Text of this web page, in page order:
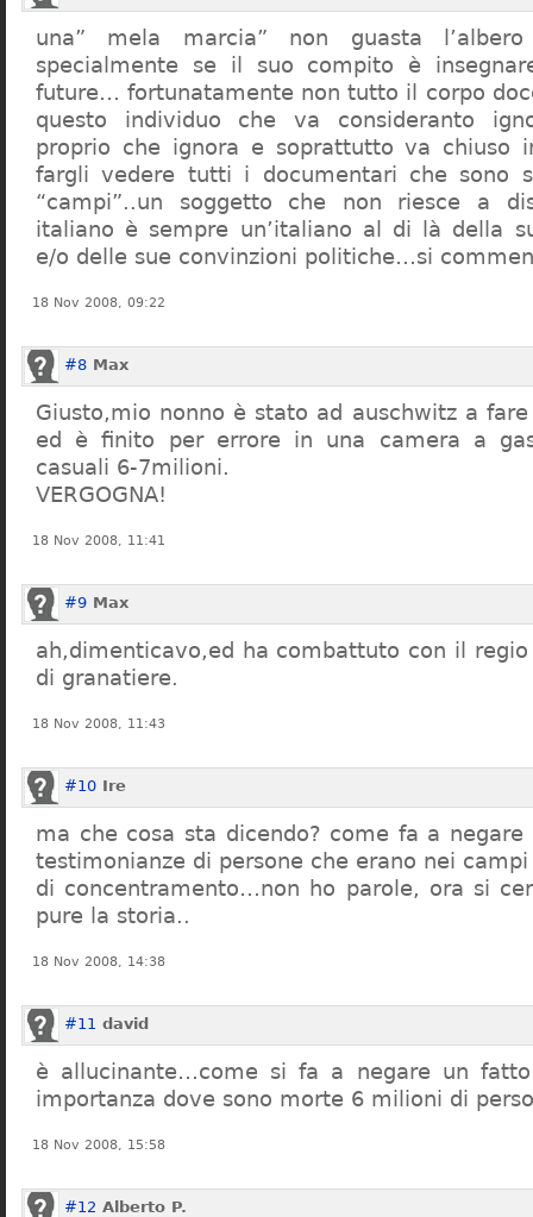
una” mela marcia” non guasta
specialmente se il suo compito è
future… fortunatamente non tutto il corpo
questo individuo che va consideranto
proprio che ignora e soprattutto va chiuso
fargli vedere tutti i documentari che sono
“campi”..un soggetto che non riesce a
italiano è sempre un’italiano al di là della
e/o delle sue convinzioni politiche…si
18 Nov 2008, 09:22
#8 Max
Giusto,mio nonno è stato ad auschwitz a
ed è finito per errore in una camera a
casuali 6-7milioni.
VERGOGNA!
18 Nov 2008, 11:41
#9 Max
ah,dimenticavo,ed ha combattuto con il
di granatiere.
18 Nov 2008, 11:43
#10 Ire
ma che cosa sta dicendo? come fa a
testimonianze di persone che erano nei campi
di concentramento…non ho parole, ora si
pure la storia..
18 Nov 2008, 14:38
#11 david
è allucinante…come si fa a negare un
importanza dove sono morte 6 milioni di
18 Nov 2008, 15:58
#12 Alberto P.